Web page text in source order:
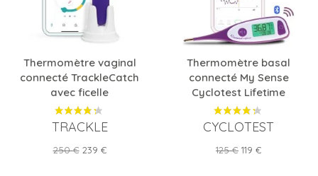
Thermomètre vaginal
connecté TrackleCatch
avec ficelle
TRACKLE
Prix
250 € Prix
239 €
Thermomètre basal
connecté My Sense
Cyclotest Lifetime
CYCLOTEST
Prix
125 € Prix
119 €